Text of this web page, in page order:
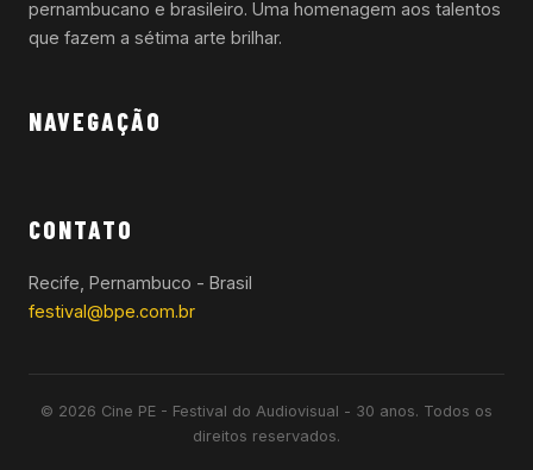
pernambucano e brasileiro. Uma homenagem aos talentos
que fazem a sétima arte brilhar.
NAVEGAÇÃO
CONTATO
Recife, Pernambuco - Brasil
festival@bpe.com.br
© 2026 Cine PE - Festival do Audiovisual - 30 anos. Todos os
direitos reservados.